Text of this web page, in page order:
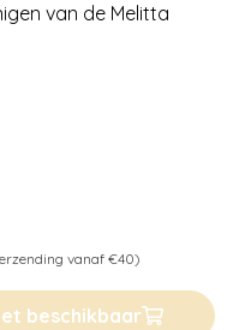
van de Melitta
vanaf €40)
beschikbaar